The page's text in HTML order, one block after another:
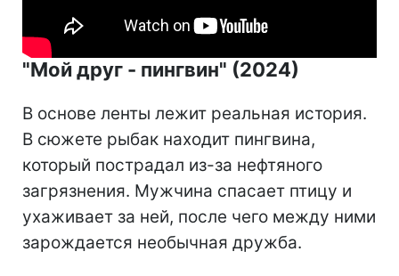
"Мой друг - пингвин" (2024)
В основе ленты лежит реальная история.
В сюжете рыбак находит пингвина,
который пострадал из-за нефтяного
загрязнения. Мужчина спасает птицу и
ухаживает за ней, после чего между ними
зарождается необычная дружба.